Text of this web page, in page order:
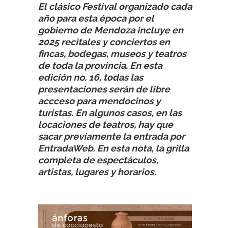
El clásico Festival organizado cada
año para esta época por el
gobierno de Mendoza incluye en
2025 recitales y conciertos en
fincas, bodegas, museos y teatros
de toda la provincia. En esta
edición no. 16, todas las
presentaciones serán de libre
accceso para mendocinos y
turistas. En algunos casos, en las
locaciones de teatros, hay que
sacar previamente la entrada por
EntradaWeb. En esta nota, la grilla
completa de espectáculos,
artistas, lugares y horarios.